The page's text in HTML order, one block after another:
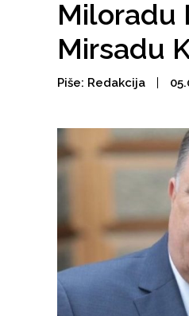
Miloradu
Mirsadu
Piše: Redakcija